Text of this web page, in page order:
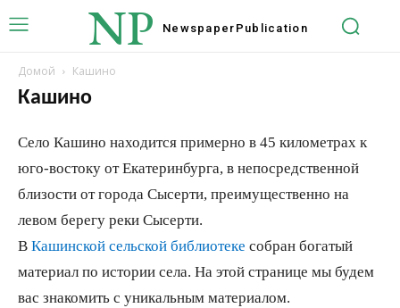
NP Newspaper Publication
Домой Кашино
Кашино
Село Кашино находится примерно в 45 километрах к
юго-востоку от Екатеринбурга, в непосредственной
близости от города Сысерти, преимущественно на
левом берегу реки Сысерти.
В Кашинской сельской библиотеке собран богатый
материал по истории села. На этой странице мы будем
вас знакомить с уникальным материалом.